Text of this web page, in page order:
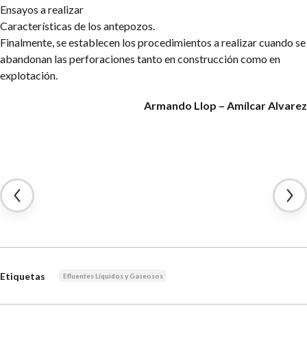
Ensayos a realizar
Características de los antepozos.
Finalmente, se establecen los procedimientos a realizar cuando se
abandonan las perforaciones tanto en construcción como en
explotación.
Armando Llop – Amílcar Alvarez
Etiquetas Efluentes Líquidos y Gaseosos